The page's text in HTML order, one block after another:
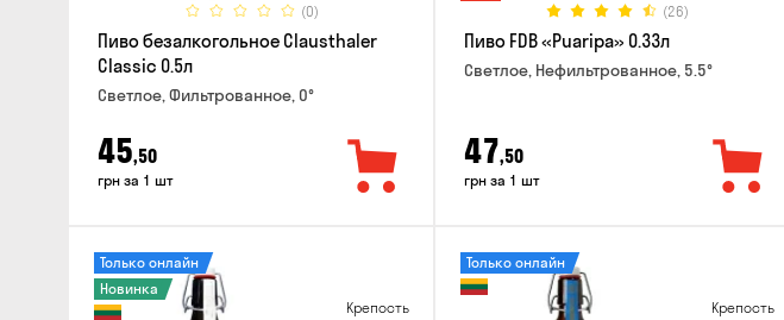
(0)
Пиво безалкогольное Clausthaler
Classic 0.5л
Светлое, Фильтрованное, 0°
45,50
грн за 1 шт
(26)
Пиво FDB «Puaripa» 0.33л
Светлое, Нефильтрованное, 5.5°
47,50
грн за 1 шт
Крепость
Только онлайн
Новинка
Крепость
Только онлайн